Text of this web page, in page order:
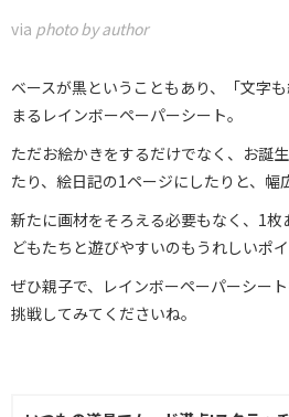
via photo by author
ベースが黒ということもあり、「文字
まるレインボーペーパーシート。
ただお絵かきをするだけでなく、お誕
たり、絵日記の1ページにしたりと、幅
新たに画材をそろえる必要もなく、1
どもたちと遊びやすいのもうれしいポイ
ぜひ親子で、レインボーペーパーシー
挑戦してみてくださいね。